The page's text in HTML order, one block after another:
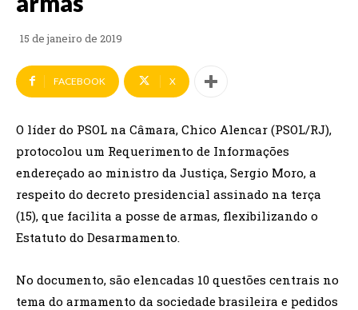
15 de janeiro de 2019
FACEBOOK X
O líder do PSOL na Câmara, Chico Alencar (PSOL/RJ),
protocolou um Requerimento de Informações
endereçado ao ministro da Justiça, Sergio Moro, a
respeito do decreto presidencial assinado na terça
(15), que facilita a posse de armas, flexibilizando o
Estatuto do Desarmamento.
No documento, são elencadas 10 questões centrais no
tema do armamento da sociedade brasileira e pedidos